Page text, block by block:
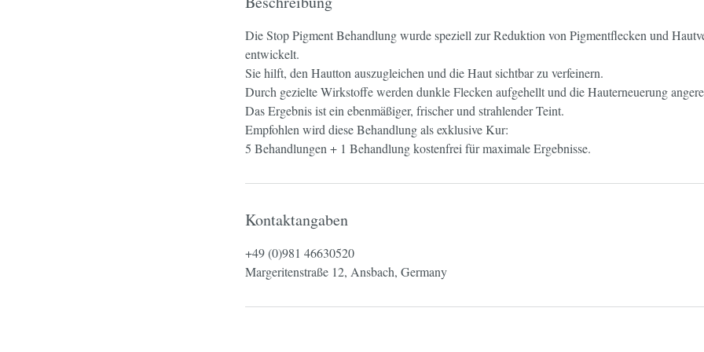
Die Stop Pigment Behandlung wurde speziell zur Reduktion von Pigmentflecken und
entwickelt.
Sie hilft, den Hautton auszugleichen und die Haut sichtbar zu verfeinern.
Durch gezielte Wirkstoffe werden dunkle Flecken aufgehellt und die Hauterneuerung
Das Ergebnis ist ein ebenmäßiger, frischer und strahlender Teint.
Empfohlen wird diese Behandlung als exklusive Kur:
5 Behandlungen + 1 Behandlung kostenfrei für maximale Ergebnisse.
Kontaktangaben
+49 (0)981 46630520
Margeritenstraße 12, Ansbach, Germany